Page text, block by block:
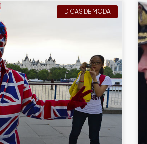
DICAS DE MODA